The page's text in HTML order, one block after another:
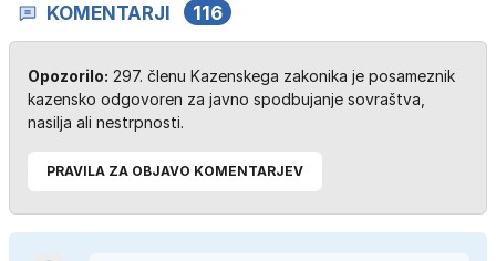
KOMENTARJI 116
Opozorilo: 297. členu Kazenskega zakonika je posameznik
kazensko odgovoren za javno spodbujanje sovraštva,
nasilja ali nestrpnosti.
PRAVILA ZA OBJAVO KOMENTARJEV